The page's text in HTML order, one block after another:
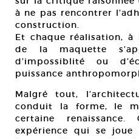
à ne pas rencontrer
construction.
Et chaque réalisation, à
de la maquette
d’impossiblité ou
puissance
Malgré tout,
conduit la forme, le
certaine renaissance.
expérience qui se joue